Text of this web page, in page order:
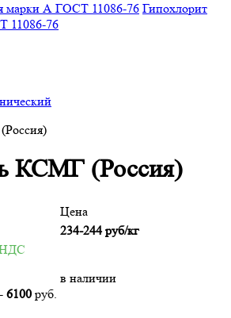
Гипохлорит
11086-76
КСМГ (Россия)
Цена
234-244руб/кг
6100 руб.
в наличии